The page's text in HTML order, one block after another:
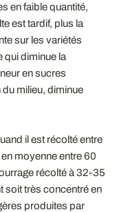
en faible quantité,
est tardif, plus la
sur les variétés
qui diminue la
en sucres
milieu, diminue
il est récolté entre
moyenne entre 60
récolté à 32-35
soit très concentré en
produites par